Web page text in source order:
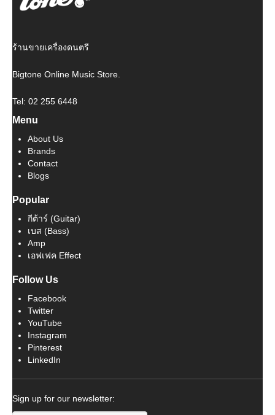
ร้านขายเครื่องดนตรี
Bigtone Online Music Store.
Tel: 02 255 6448
Menu
About Us
Brands
Contact
Blogs
Popular
กีต้าร์ (Guitar)
เบส (Bass)
Amp
เอฟเฟค Effect
Follow Us
Facebook
Twitter
YouTube
Instagram
Pinterest
LinkedIn
Sign up for our newsletter: